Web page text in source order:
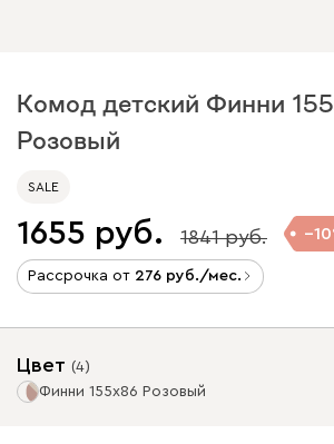
Комод детский Финни
Розовый
SALE
1655 1841 10
Рассрочка от 276 /мес.
Цвет (4)
Финни 155x86 Розовый